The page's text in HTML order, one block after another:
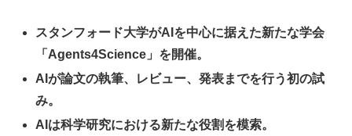
スタンフォード大学がAIを中心に据えた新たな学会
「Agents4Science」を開催。
AIが論文の執筆、レビュー、発表までを行う初の試
み。
AIは科学研究における新たな役割を模索。